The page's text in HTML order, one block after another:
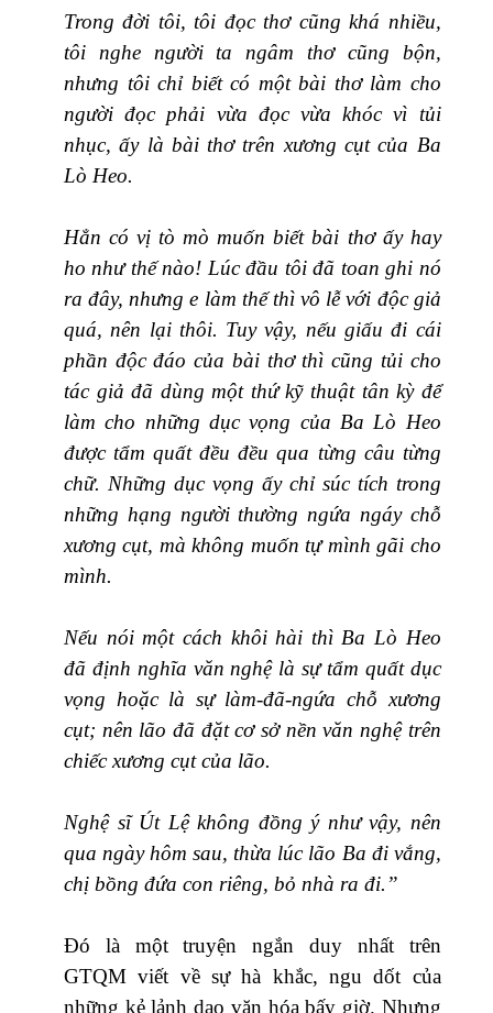
Trong đời tôi, tôi đọc thơ cũng khá nhiều,
tôi nghe người ta ngâm thơ cũng bộn,
nhưng tôi chỉ biết có một bài thơ làm cho
người đọc phải vừa đọc vừa khóc vì tủi
nhục, ấy là bài thơ trên xương cụt của Ba
Lò Heo.
Hẳn có vị tò mò muốn biết bài thơ ấy hay
ho như thế nào! Lúc đầu tôi đã toan ghi nó
ra đây, nhưng e làm thế thì vô lễ với độc giả
quá, nên lại thôi. Tuy vậy, nếu giấu đi cái
phần độc đáo của bài thơ thì cũng tủi cho
tác giả đã dùng một thứ kỹ thuật tân kỳ để
làm cho những dục vọng của Ba Lò Heo
được tẩm quất đều đều qua từng câu từng
chữ. Những dục vọng ấy chỉ súc tích trong
những hạng người thường ngứa ngáy chỗ
xương cụt, mà không muốn tự mình gãi cho
mình.
Nếu nói một cách khôi hài thì Ba Lò Heo
đã định nghĩa văn nghệ là sự tẩm quất dục
vọng hoặc là sự làm-đã-ngứa chỗ xương
cụt; nên lão đã đặt cơ sở nền văn nghệ trên
chiếc xương cụt của lão.
Nghệ sĩ Út Lệ không đồng ý như vậy, nên
qua ngày hôm sau, thừa lúc lão Ba đi vắng,
chị bồng đứa con riêng, bỏ nhà ra đi.”
Đó là một truyện ngắn duy nhất trên
GTQM viết về sự hà khắc, ngu dốt của
những kẻ lảnh dạo văn hóa bấy giờ. Nhưng